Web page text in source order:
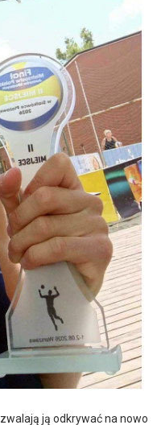
ją odkrywać na nowo